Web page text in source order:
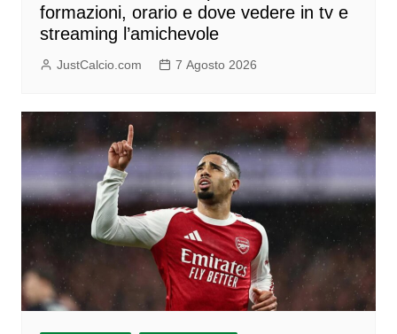
formazioni, orario e dove vedere in tv e
streaming l’amichevole
JustCalcio.com 7 Agosto 2026